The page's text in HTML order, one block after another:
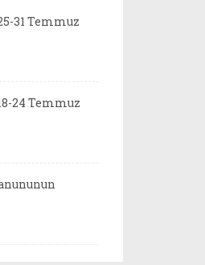
31 Temmuz
24 Temmuz